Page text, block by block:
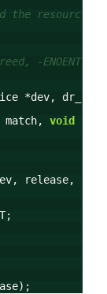
the resourc
-ENOENT
*dev, dr_
match, void
release,